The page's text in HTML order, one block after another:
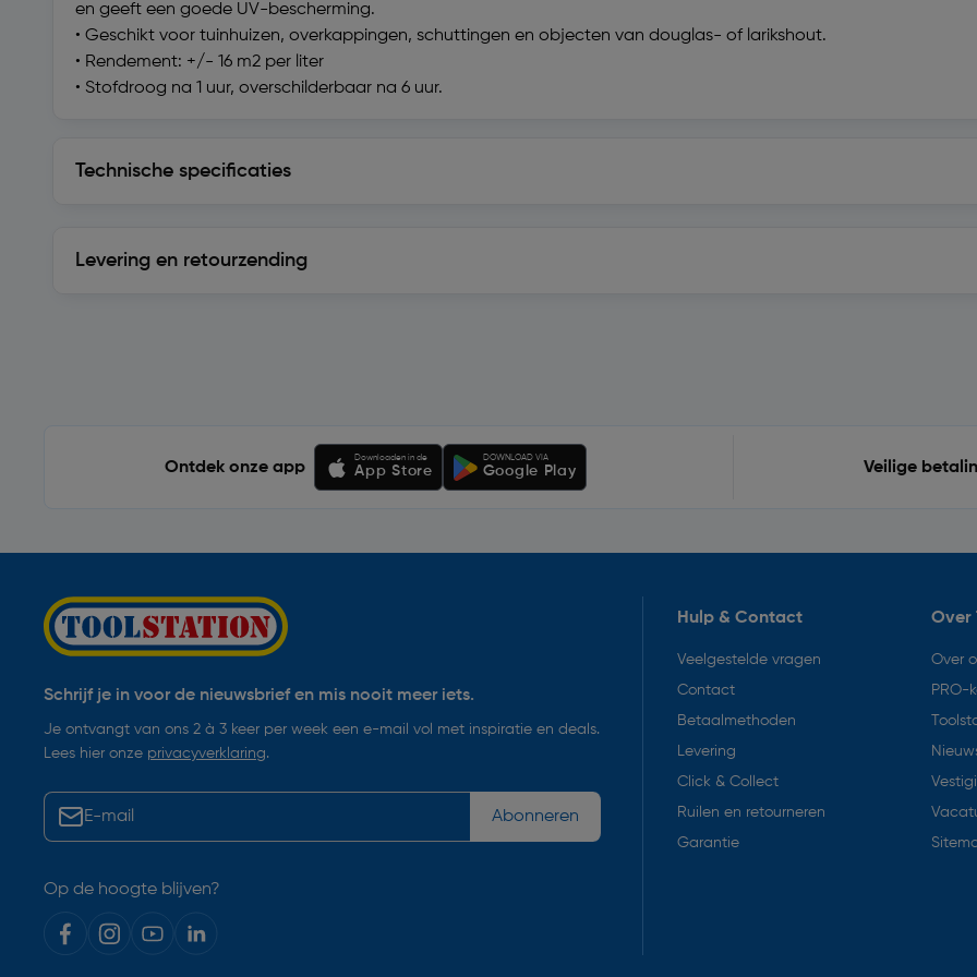
en geeft een goede UV-bescherming.
• Geschikt voor tuinhuizen, overkappingen, schuttingen en objecten van douglas- of larikshout.
• Rendement: +/- 16 m2 per liter
• Stofdroog na 1 uur, overschilderbaar na 6 uur.
Technische specificaties
Levering en retourzending
Ontdek onze app
Downloaden in de
App Store
DOWNLOAD VIA
Google Play Veilige
Schrijf je in voor de nieuwsbrief en mis nooit meer iets.
Je ontvangt van ons 2 à 3 keer per week een e-mail vol met inspiratie en deals.
Lees hier onze privacyverklaring.
Abonneren
Op de hoogte blijven?
Hulp & Contact
Veelgestelde vragen
Contact
Betaalmethoden
Levering
Click & Collect
Ruilen en retourneren
Garantie
Over
Over
PRO-